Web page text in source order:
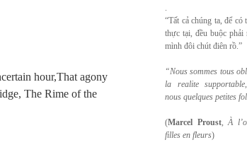
hour,That agony
The Rime of the
.
“Tất cả chúng ta, để
thực tại, đều buộc
mình đôi chút điên rồ.”
“Nous sommes tous
la realite
nous quelques petites
(Marcel Proust,À
filles en fleurs)